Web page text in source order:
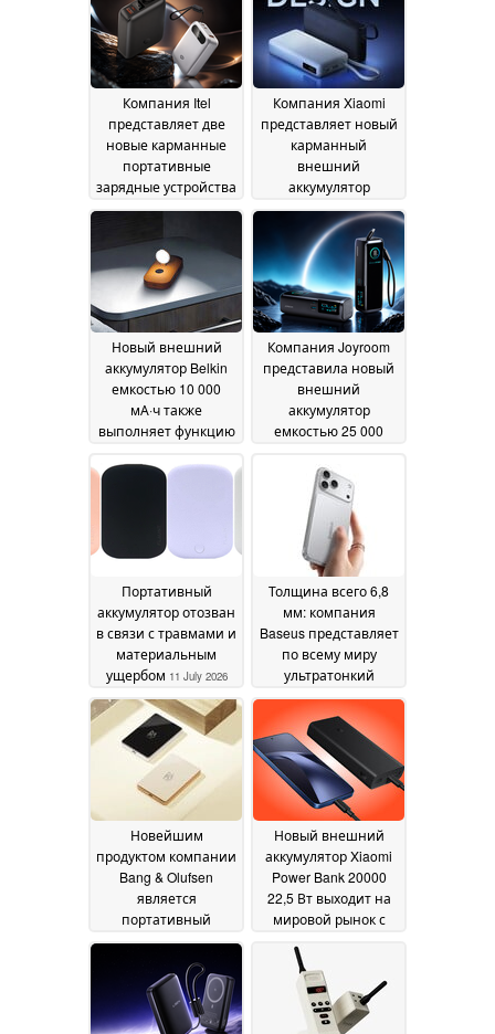
Компания Itel
представляет две
новые карманные
портативные
зарядные устройства
со встроенными
дисплеями
28 July 2026
Компания Xiaomi
представляет новый
карманный
внешний
аккумулятор
емкостью 20 000
мА·ч со встроенным
кабелем и дисплеем
23 July 2026
Новый внешний
аккумулятор Belkin
емкостью 10 000
мА·ч также
выполняет функцию
движения16 July 2026
Компания Joyroom
представила новый
внешний
аккумулятор
емкостью 25 000
дисплеями и двумя
встроенными
кабелями
16 July 2026
Портативный
аккумулятор отозван
в связи с травмами и
материальным
ущербом 11 July 2026
Толщина всего 6,8
мм: компания
Baseus представляет
по всему миру
ультратонкий
магнитный
внешний
аккумулятор Picogo
Air с мощностью
зарядки 20 Вт07 July
2026
Новейшим
продуктом компании
Bang & Olufsen
является
портативный
зарядный
устройство премиум-
класса с поддержкой
Qi2, а не наушники
05 July 2026
Новый внешний
аккумулятор Xiaomi
Power Bank 20000
22,5 Вт выходит на
мировой рынок с
состояния
аккумулятора и
поддержкой тройной
зарядки02 July 2026